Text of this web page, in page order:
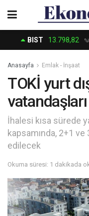
BIST 13.798,82
Anasayfa Emlak - İnşaat
TOKİ yurt
İhalesi kısa sürede
kapsamında, 2+1
edilecek
Okuma süresi: 1 dakikada